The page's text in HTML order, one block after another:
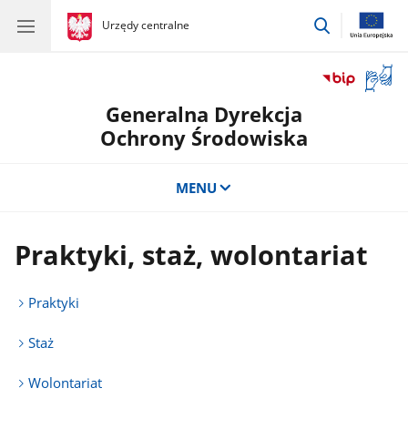
gov.pl
Urzędy centralne
gov.pl
Urzędy
przejdź
okno
Generalna Dyrekcja
Ochrony Środowiska
MENU
Praktyki, staż, wolontariat
Praktyki
Staż
Wolontariat